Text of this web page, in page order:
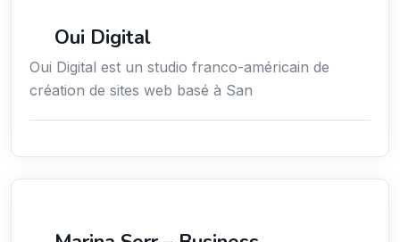
Oui Digital
Oui Digital est un studio franco-américain de
création de sites web basé à San